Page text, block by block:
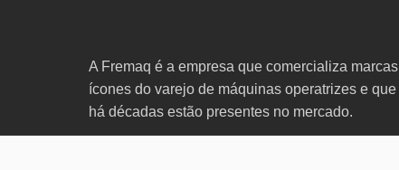
A Fremaq é a empresa que comercializa marcas
ícones do varejo de máquinas operatrizes e que
há décadas estão presentes no mercado.